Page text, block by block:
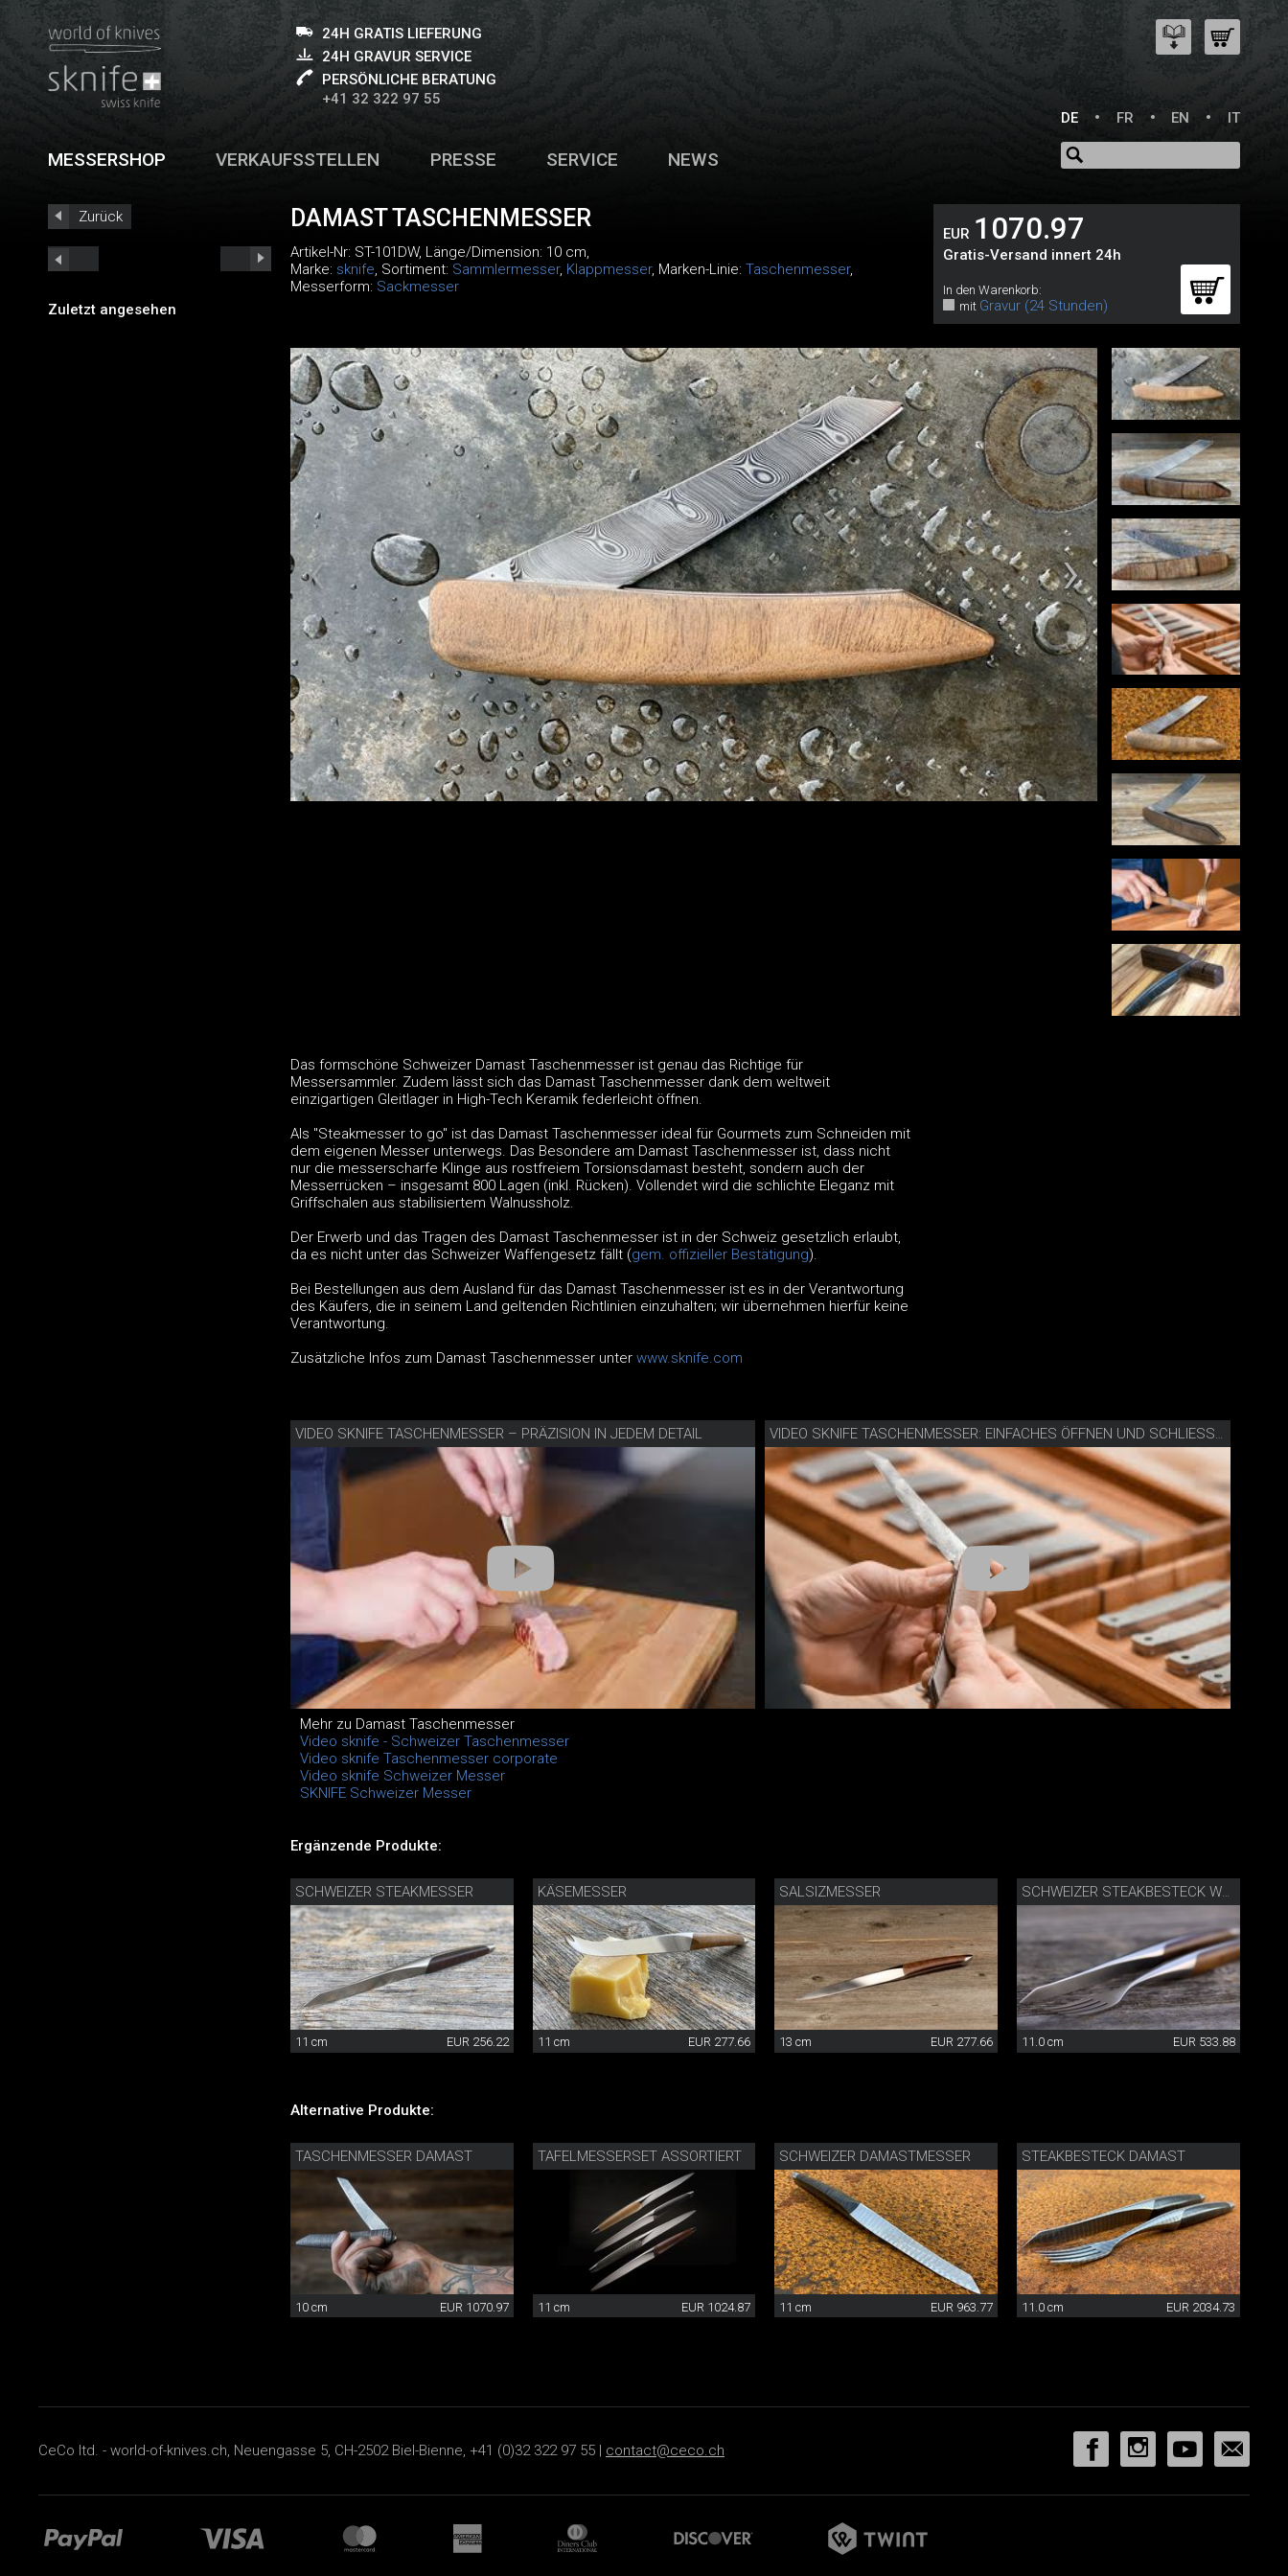
24H GRATIS LIEFERUNG
24H GRAVUR SERVICE
PERSÖNLICHE BERATUNG
+41 32 322 97 55
DE
FR EN IT
MESSERSHOP VERKAUFSSTELLEN PRESSE SERVICE NEWS
Zurück
Zuletzt angesehen
DAMAST TASCHENMESSER
Artikel-Nr: ST-101DW, Länge/Dimension: 10 cm,
Marke: sknife, Sortiment: Sammlermesser, Klappmesser, Marken-Linie: Taschenmesser,
Messerform: Sackmesser
EUR 1070.97
Gratis-Versand innert 24h
In den Warenkorb:
mit Gravur (24 Stunden)
Das formschöne Schweizer Damast Taschenmesser ist genau das Richtige für
Messersammler. Zudem lässt sich das Damast Taschenmesser dank dem weltweit
einzigartigen Gleitlager in High-Tech Keramik federleicht öffnen.
Als "Steakmesser to go" ist das Damast Taschenmesser ideal für Gourmets zum Schneiden mit
dem eigenen Messer unterwegs. Das Besondere am Damast Taschenmesser ist, dass nicht
nur die messerscharfe Klinge aus rostfreiem Torsionsdamast besteht, sondern auch der
Messerrücken – insgesamt 800 Lagen (inkl. Rücken). Vollendet wird die schlichte Eleganz mit
Griffschalen aus stabilisiertem Walnussholz.
Der Erwerb und das Tragen des Damast Taschenmesser ist in der Schweiz gesetzlich erlaubt,
da es nicht unter das Schweizer Waffengesetz fällt (gem. offizieller Bestätigung).
Bei Bestellungen aus dem Ausland für das Damast Taschenmesser ist es in der Verantwortung
des Käufers, die in seinem Land geltenden Richtlinien einzuhalten; wir übernehmen hierfür keine
Verantwortung.
Zusätzliche Infos zum Damast Taschenmesser unter www.sknife.com
VIDEO SKNIFE TASCHENMESSER – PRÄZISION IN JEDEM DETAIL
Mehr zu Damast Taschenmesser
Video sknife - Schweizer Taschenmesser
Video sknife Taschenmesser corporate
Video sknife Schweizer Messer
SKNIFE Schweizer Messer
Ergänzende Produkte:
SCHWEIZER STEAKMESSER
11 cm EUR 256.22
KÄSEMESSER
11 cm EUR 277.66
SALSIZMESSER
13 cm EUR 277.66 11.0 cm EUR 533.88
Alternative Produkte:
TASCHENMESSER DAMAST
10 cm EUR 1070.97
TAFELMESSERSET ASSORTIERT
11 cm EUR 1024.87
SCHWEIZER DAMASTMESSER
11 cm EUR 963.77
STEAKBESTECK DAMAST
11.0 cm EUR 2034.73
CeCo ltd. - world-of-knives.ch, Neuengasse 5, CH-2502 Biel-Bienne, +41 (0)32 322 97 55 | contact@ceco.ch